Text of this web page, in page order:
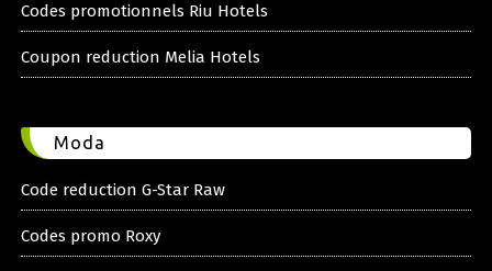
Codes promotionnels Riu Hotels
Coupon reduction Melia Hotels
Moda
Code reduction G-Star Raw
Codes promo Roxy